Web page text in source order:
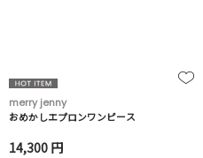
merry jenny
おめかしエプロンワンピース
14,300 円